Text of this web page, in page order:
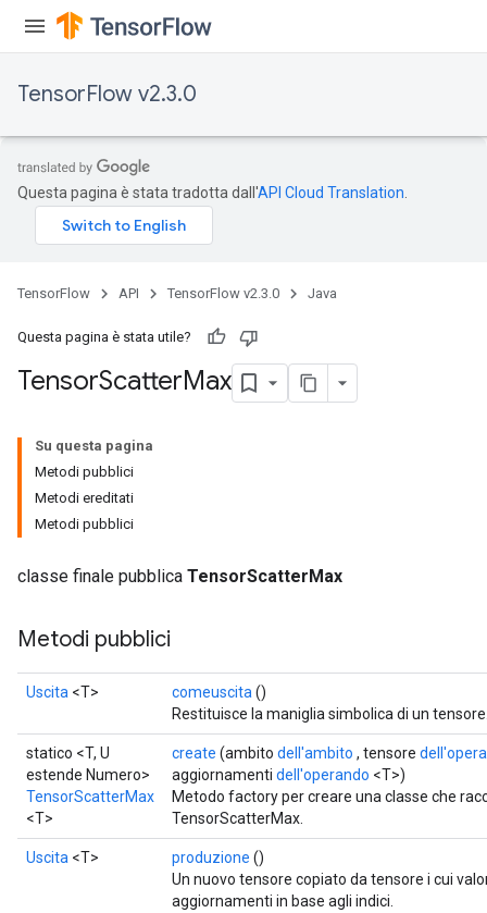
TensorFlow v2.3.0
Questa pagina è stata tradotta dall'API Cloud Translation
TensorFlow API TensorFlow v2.3.0 Java
Questa pagina è stata utile?
TensorScatterMax
Su questa pagina
Metodi pubblici
Metodi ereditati
Metodi pubblici
classe finale pubblica TensorScatterMax
Metodi pubblici
Uscita <T> comeuscita ()
Restituisce la maniglia simbolica di un
statico <T, U
estende Numero>
TensorScatterMax
<T>
create (ambito dell'ambito , tensore
aggiornamenti dell'operando <T>)
Metodo factory per creare una classe che
TensorScatterMax.
Uscita <T> produzione ()
Un nuovo tensore copiato da tensore i cui
aggiornamenti in base agli indici.